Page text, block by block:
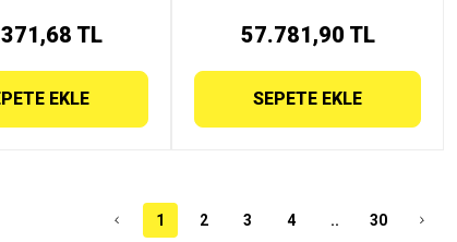
TL
EKLE
57.781,90 TL
SEPETE EKLE
1 2 3 4 .. 30